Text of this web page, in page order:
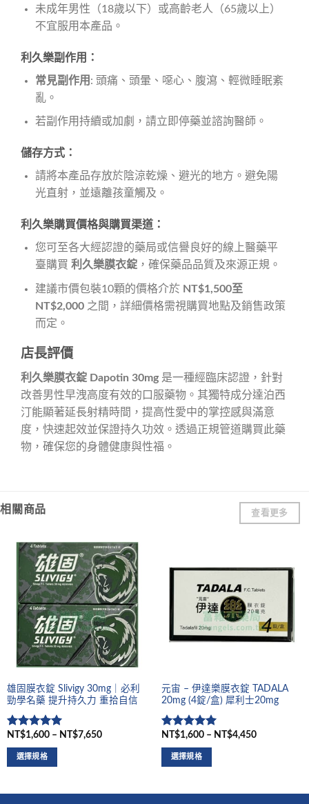
未成年男性（18歲以下）或高齡老人（65歲以上）
不宜服用本產品。
利久樂副作用：
常見副作用 : 頭痛、頭暈、噁心、腹瀉、輕微睡眠紊
亂。
若副作用持續或加劇，請立即停藥並諮詢醫師。
儲存方式：
請將本產品存放於陰涼乾燥、避光的地方。避免陽
光直射，並遠離孩童觸及。
利久樂購買價格與購買渠道：
您可至各大經認證的藥局或信譽良好的線上醫藥平
臺購買 利久樂膜衣錠，確保藥品品質及來源正規。
建議市價包裝10顆的價格介於 NT$1,500至
NT$2,000之間，詳細價格需視購買地點及銷售政策
而定。
店長評價
利久樂膜衣錠 Dapotin 30mg是一種經臨床認證，針對
改善男性早洩高度有效的口服藥物。其獨特成分達泊西
汀能顯著延長射精時間，提高性愛中的掌控感與滿意
度，快速起效並保證持久功效。透過正規管道購買此藥
物，確保您的身體健康與性福。
相關商品 查看更多
雄固膜衣錠 Slivigy 30mg｜必利
勁學名藥 提升持久力 重拾自信
評分5滿
分 5
NT$1,600 – NT$7,650
選擇規格
元宙 – 伊達樂膜衣錠 TADALA
20mg (4錠/盒) 犀利士20mg
評分5滿
分 5
NT$1,600 – NT$4,450
選擇規格